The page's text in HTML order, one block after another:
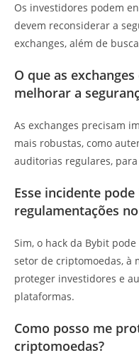
Os investidores podem
devem reconsiderar a
exchanges, além de
O que as
melhorar a
As exchanges precisam
mais robustas, como
auditorias regulares,
Esse incidente
regulamentações
Sim, o hack da Bybit
setor de criptomoedas, à
proteger investidores e
plataformas.
Como posso me
criptomoedas?